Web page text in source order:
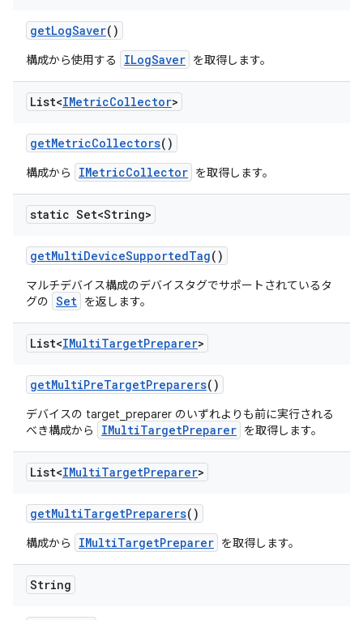
getLogSaver()
構成から使用する ILogSaver を取得します。
List<IMetricCollector>
getMetricCollectors()
構成から IMetricCollector を取得します。
static Set<String>
getMultiDeviceSupportedTag()
マルチデバイス構成のデバイスタグでサポートされているタ
グの Set を返します。
List<IMultiTargetPreparer>
getMultiPreTargetPreparers()
デバイスの target_preparer のいずれよりも前に実行される
べき構成から
IMultiTargetPreparer を取得します。
List<IMultiTargetPreparer>
getMultiTargetPreparers()
構成から IMultiTargetPreparer を取得します。
String